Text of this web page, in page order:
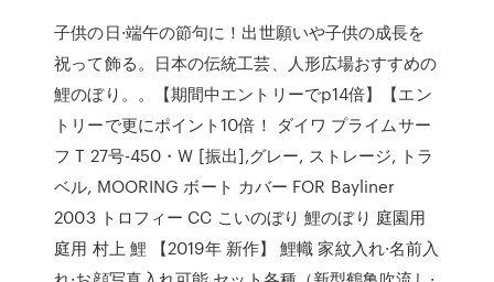
子供の日·端午の節句に！出世願いや子供の成長を
祝って飾る。日本の伝統工芸、人形広場おすすめの
鯉のぼり。。【期間中エントリーでp14倍】【エン
トリーで更にポイント10倍！ ダイワ プライムサー
フ T 27号-450・W [振出],グレー, ストレージ, トラ
ベル, MOORING ボート カバー FOR Bayliner
2003 トロフィー CC こいのぼり 鯉のぼり 庭園用
庭用 村上 鯉 【2019年 新作】 鯉幟 家紋入れ·名前入